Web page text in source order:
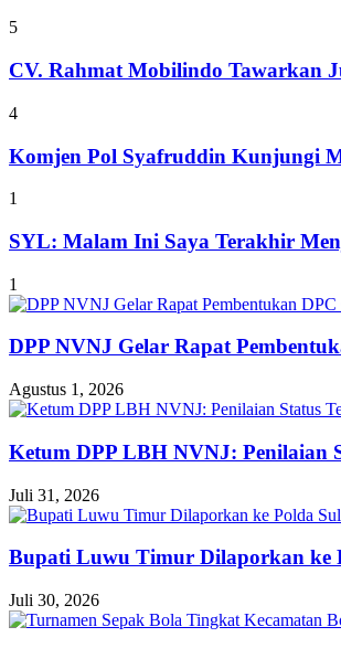
5
CV. Rahmat Mobilindo Tawarkan
4
Komjen Pol Syafruddin Kunjungi
1
SYL: Malam Ini Saya Terakhir
1
DPP NVNJ Gelar Rapat
Agustus 1, 2026
Ketum DPP LBH NVNJ: Penilaian
Juli 31, 2026
Bupati Luwu Timur Dilaporkan ke
Juli 30, 2026